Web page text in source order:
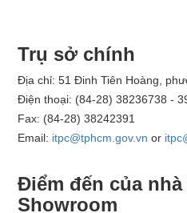
Trụ sở chính
Địa chỉ: 51 Đinh Tiên Hoàng,
Điện thoại: (84-28) 38236738 -
Fax: (84-28) 38242391
Email: itpc@tphcm.gov.vn or
Điểm đến của
Showroom